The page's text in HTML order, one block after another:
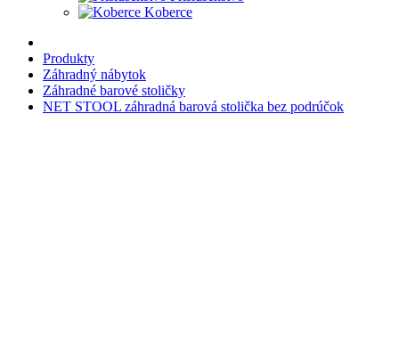
Koberce
Produkty
Záhradný nábytok
Záhradné barové stoličky
NET STOOL záhradná barová stolička bez podrúčok